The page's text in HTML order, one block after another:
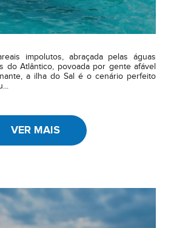
impolutos, abraçada pelas águas
do Atlântico, povoada por gente afável
a ilha do Sal é o cenário perfeito
VER MAIS